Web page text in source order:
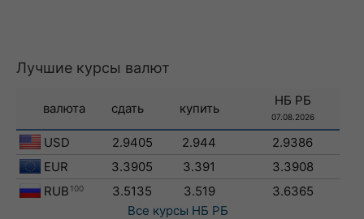
Лучшие курсы валют
валюта сдать купить
НБ РБ
07.08.2026
USD 2.9405 2.944
2.9386
EUR
3.3905 3.391
3.3908
RUB 100 3.5135 3.519
3.6365
Все курсы НБ РБ